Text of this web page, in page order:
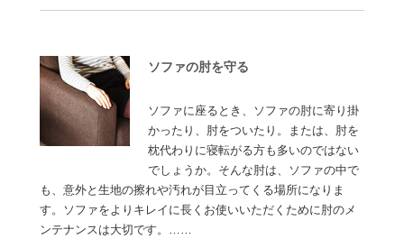
ソファの肘を守る
ソファに座るとき、ソファの肘に寄り掛
かったり、肘をついたり。または、肘を
枕代わりに寝転がる方も多いのではない
でしょうか。そんな肘は、ソファの中で
も、意外と生地の擦れや汚れが目立ってくる場所になりま
す。ソファをよりキレイに長くお使いいただくために肘のメ
ンテナンスは大切です。……